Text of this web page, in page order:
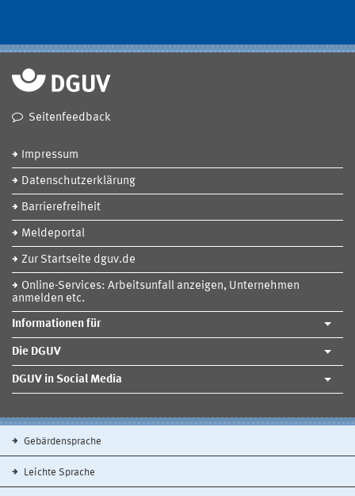
Seitenfeedback
Impressum
Datenschutzerklärung
Barrierefreiheit
Meldeportal
Zur Startseite dguv.de
Online-Services: Arbeitsunfall anzeigen, Unternehmen
anmelden etc.
Informationen für
Die DGUV
DGUV in Social Media
Gebärdensprache
Leichte Sprache